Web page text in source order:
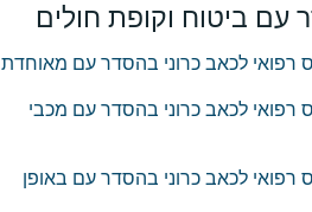
עם ביטוח וקופת חולים
רפואי לכאב כרוני בהסדר עם מאוחדת
רפואי לכאב כרוני בהסדר עם מכבי
רפואי לכאב כרוני בהסדר עם באופן